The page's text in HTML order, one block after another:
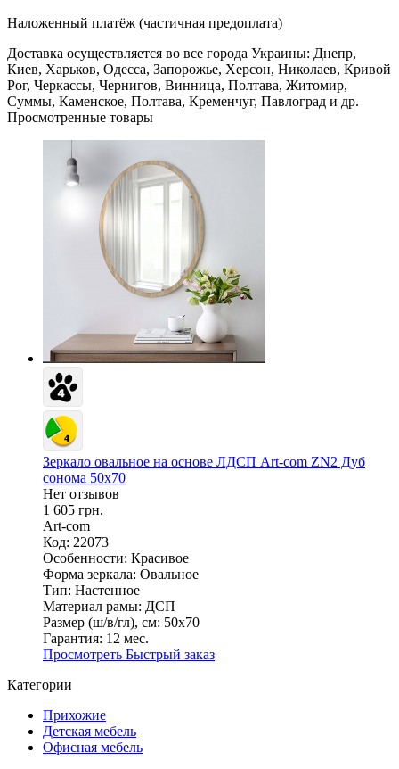
Наложенный платёж (частичная предоплата)
Доставка осуществляется во все города Украины: Днепр,
Киев, Харьков, Одесса, Запорожье, Херсон, Николаев, Кривой
Рог, Черкассы, Чернигов, Винница, Полтава, Житомир,
Суммы, Каменское, Полтава, Кременчуг, Павлоград и др.
Просмотренные товары
Зеркало овальное на основе ЛДСП Art-com ZN2 Дуб
сонома 50х70
Нет отзывов
1 605 грн.
Art-com
Код: 22073
Особенности: Красивое
Форма зеркала: Овальное
Тип: Настенное
Материал рамы: ДСП
Размер (ш/в/гл), см: 50х70
Гарантия: 12 мес.
Просмотреть Быстрый заказ
Категории
Прихожие
Детская мебель
Офисная мебель